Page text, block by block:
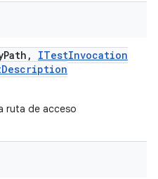
Path , ITestInvocation
Description
ruta de acceso